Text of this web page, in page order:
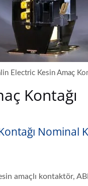
Electric Kesin Amaç
Kontağı
Nominal
amaçlı kontaktör,